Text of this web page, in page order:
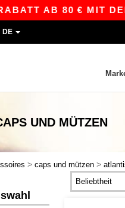
€ MIT DEM CODE
DE
UND MÜTZEN
> caps und mützen >